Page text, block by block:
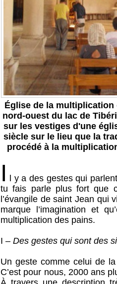
Église de la multiplication
nord-ouest du lac de
sur les vestiges d'une
siècle sur le lieu que la
procédé à la
I
l y a des gestes qui
tu fais parle plus fort que
l’évangile de saint Jean qui
marque l’imagination et
multiplication des pains.
I –Des gestes qui sont des
Un geste comme celui de
C’est pour nous, 2000 ans